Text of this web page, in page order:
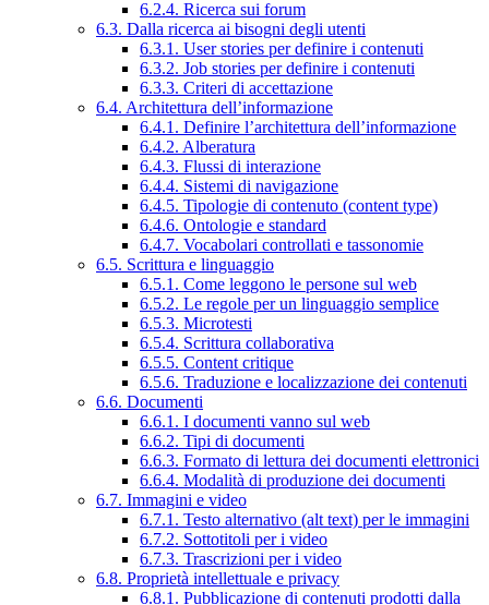
6.2.4. Ricerca sui forum
6.3. Dalla ricerca ai bisogni degli utenti
6.3.1. User stories per definire i contenuti
6.3.2. Job stories per definire i contenuti
6.3.3. Criteri di accettazione
6.4. Architettura dell’informazione
6.4.1. Definire l’architettura dell’informazione
6.4.2. Alberatura
6.4.3. Flussi di interazione
6.4.4. Sistemi di navigazione
6.4.5. Tipologie di contenuto (content type)
6.4.6. Ontologie e standard
6.4.7. Vocabolari controllati e tassonomie
6.5. Scrittura e linguaggio
6.5.1. Come leggono le persone sul web
6.5.2. Le regole per un linguaggio semplice
6.5.3. Microtesti
6.5.4. Scrittura collaborativa
6.5.5. Content critique
6.5.6. Traduzione e localizzazione dei contenuti
6.6. Documenti
6.6.1. I documenti vanno sul web
6.6.2. Tipi di documenti
6.6.3. Formato di lettura dei documenti elettronici
6.6.4. Modalità di produzione dei documenti
6.7. Immagini e video
6.7.1. Testo alternativo (alt text) per le immagini
6.7.2. Sottotitoli per i video
6.7.3. Trascrizioni per i video
6.8. Proprietà intellettuale e privacy
6.8.1. Pubblicazione di contenuti prodotti dalla